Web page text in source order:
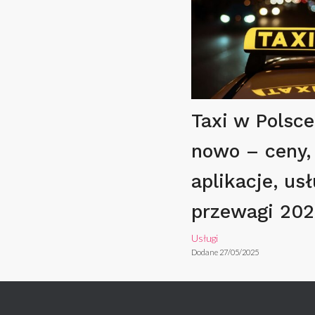
Taxi w
nowo – ceny,
aplikacje,
przewagi
Usługi
Dodane 27/05/2025